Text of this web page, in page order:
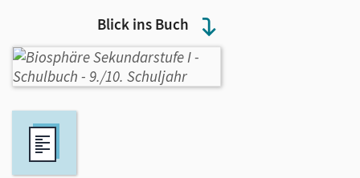
Blick ins Buch